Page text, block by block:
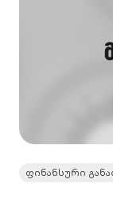
ფინანსური